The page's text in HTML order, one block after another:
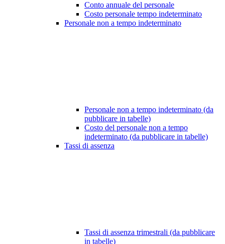
Conto annuale del personale
Costo personale tempo indeterminato
Personale non a tempo indeterminato
Personale non a tempo indeterminato (da
pubblicare in tabelle)
Costo del personale non a tempo
indeterminato (da pubblicare in tabelle)
Tassi di assenza
Tassi di assenza trimestrali (da pubblicare
in tabelle)